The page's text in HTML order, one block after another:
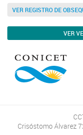
VER REGISTRO DE
VER
Crisóstomo Álvarez